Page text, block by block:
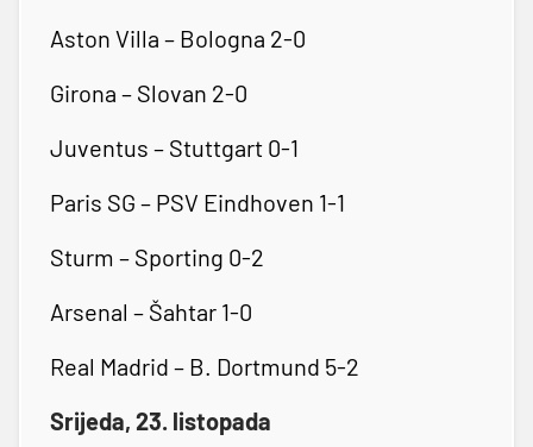
Aston Villa – Bologna 2-0
Girona – Slovan 2-0
Juventus – Stuttgart 0-1
Paris SG – PSV Eindhoven 1-1
Sturm – Sporting 0-2
Arsenal – Šahtar 1-0
Real Madrid – B. Dortmund 5-2
Srijeda, 23. listopada